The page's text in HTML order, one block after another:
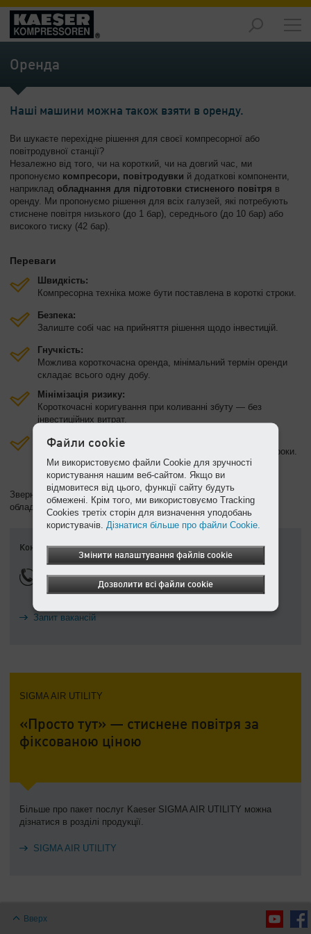
Продукція
-
Огляд
-
Обслуговування
-
Огляд
Підприємство
-
Оренда
Наші машини можна також взяти в оренду.
Ви шукаєте перехідне рішення для своєї компресорної або
повітродувної станції?
Незалежно від того, чи на короткий, чи на довгий час, ми
пропонуємо компресори, повітродувки й додаткові компоненти,
наприклад обладнання для підготовки стисненого повітря в
оренду. Ми пропонуємо рішення для всіх галузей, які потребують
стиснене повітря низького (до 1 бар), середнього (до 10 бар) або
високого тиску (42 бар).
Переваги
Швидкість:
Компресорна техніка може бути поставлена в короткі строки.
Безпека:
Залиште собі час на прийняття рішення щодо інвестицій.
Гнучкість:
Можлива короткочасна оренда, мінімальний термін оренди
складає всього одну добу.
Мінімізація ризику:
Короткочасні коригування при коливанні збуту — без
інвестиційних витрат.
Мінімальні втрати робочого часу:
Компресорне обладнання може бути надане в короткі строки.
Зверніться до нас. Ми індивідуально підберемо вам необхідне
обладнання.
Контакти
067 501 76 75
Відділ продажу
Запит вакансій
SIGMA AIR UTILITY
«Просто тут» — стиснене повітря за
фіксованою ціною
Більше про пакет послуг Kaeser SIGMA AIR UTILITY можна
дізнатися в розділі продукції.
SIGMA AIR UTILITY
Вверх
Файли cookie
Ми використовуємо файли Cookie для зручності
користування нашим веб-сайтом. Якщо ви
відмовитеся від цього, функції сайту будуть
обмежені. Крім того, ми використовуємо Tracking
Cookies третіх сторін для визначення уподобань
користувачів. Дізнатися більше про файли Cookie.
Змінити налаштування файлів cookie
Дозволити всі файли cookie